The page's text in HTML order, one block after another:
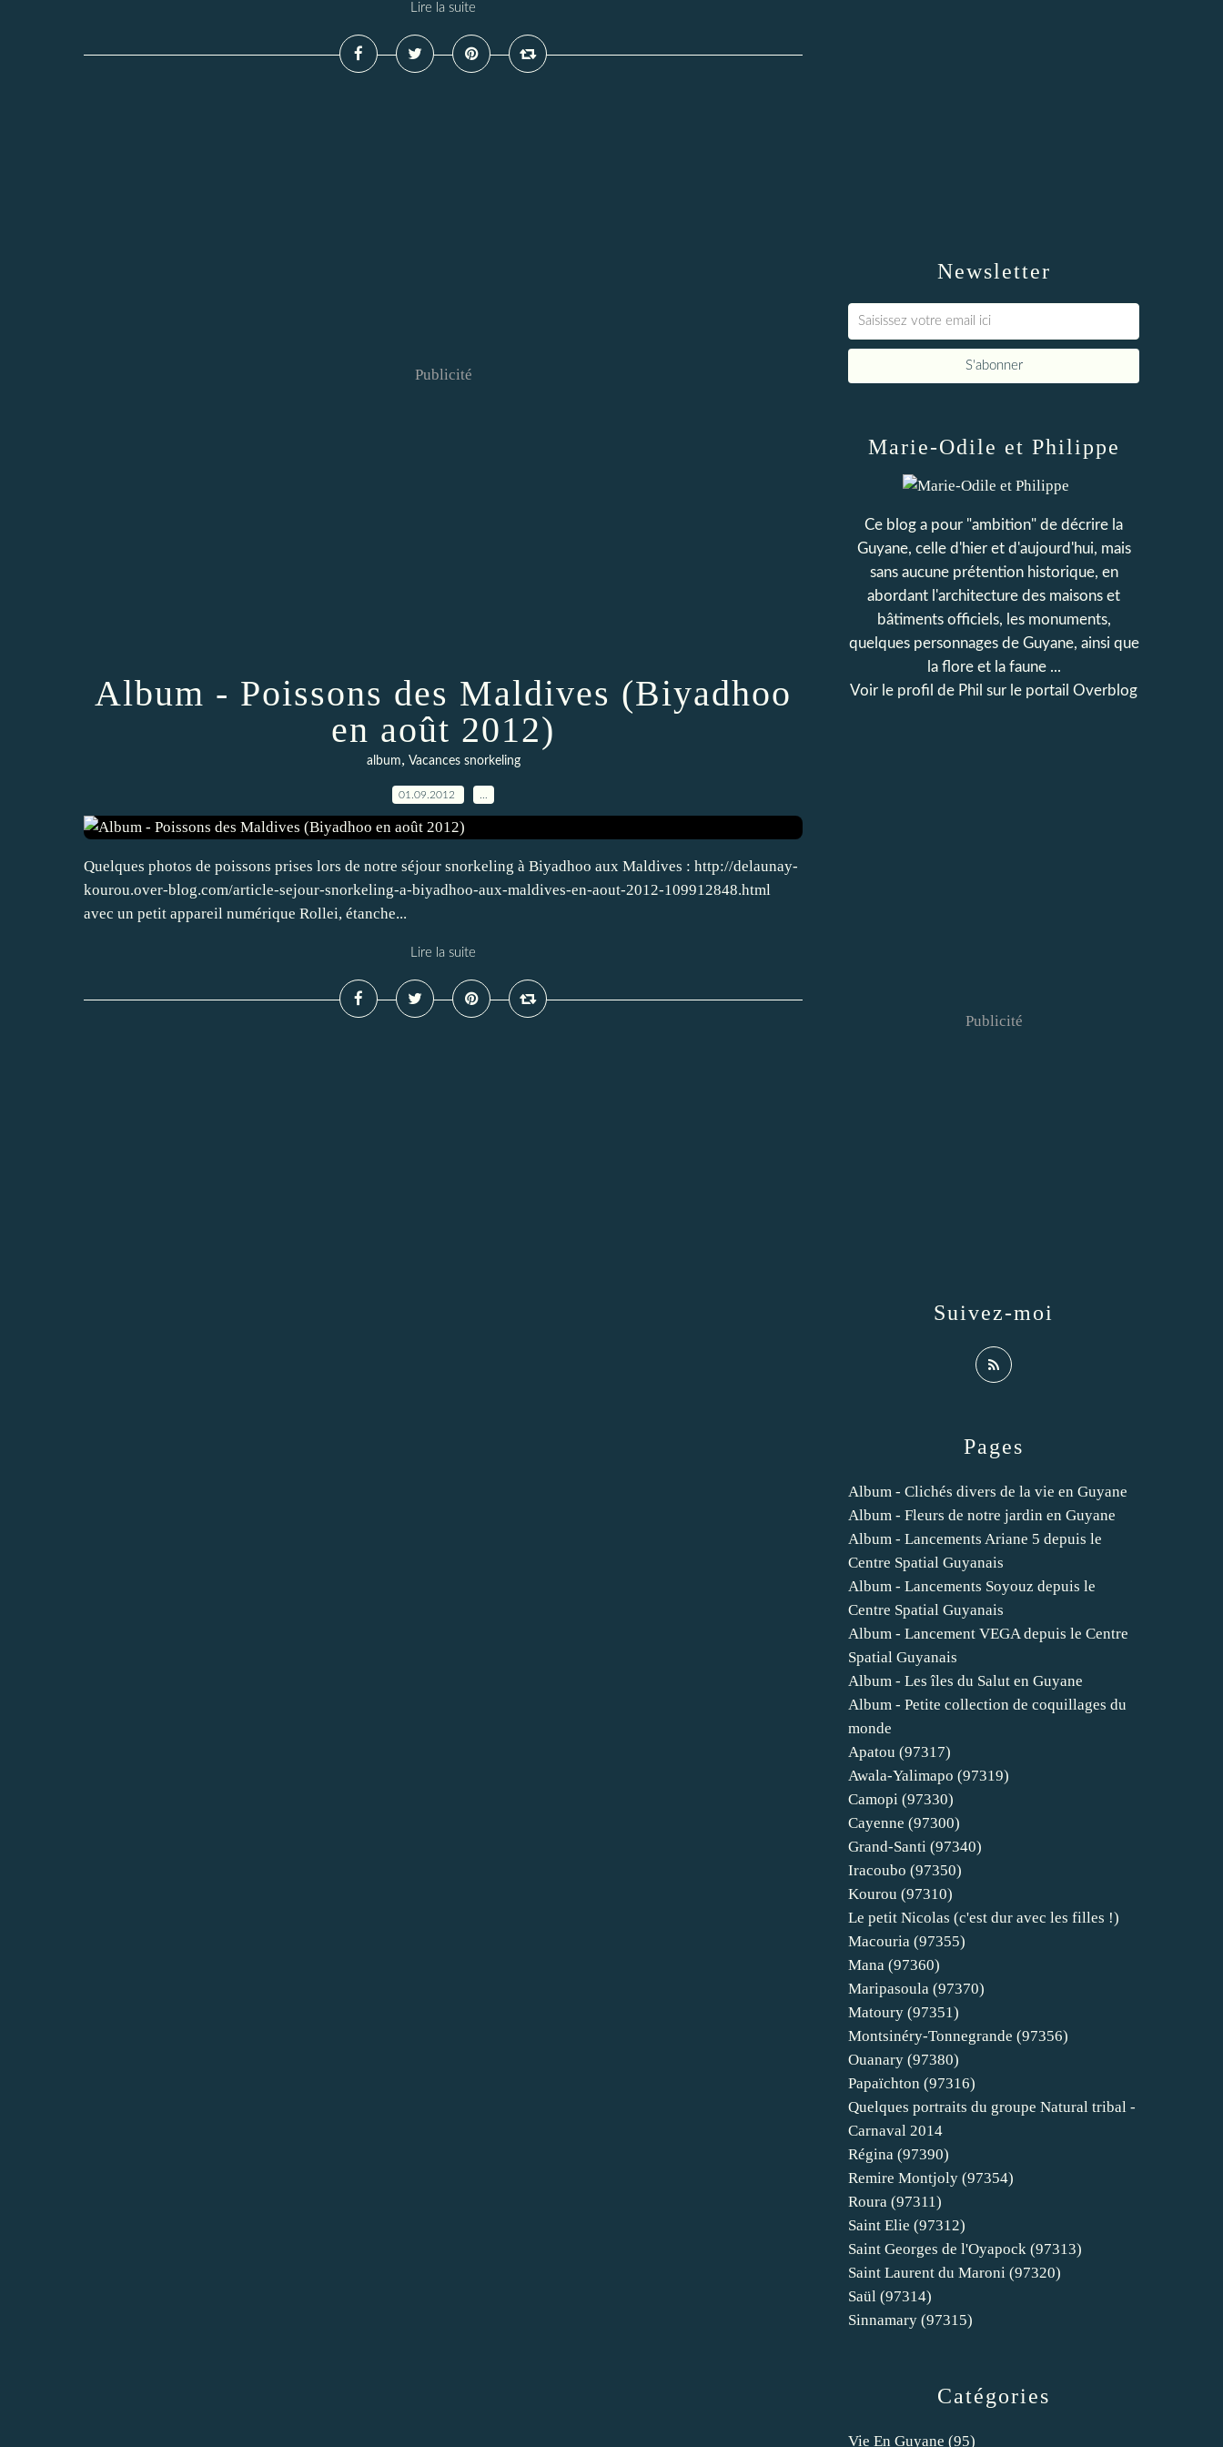
Lire la suite
Publicité
Album - Poissons des Maldives (Biyadhoo
en août 2012)
album, Vacances snorkeling
01.09.2012
Quelques photos de poissons prises lors de notre séjour snorkeling à Biyadhoo aux Maldives : http://delaunay-
kourou.over-blog.com/article-sejour-snorkeling-a-biyadhoo-aux-maldives-en-aout-2012-109912848.html
avec un petit appareil numérique Rollei, étanche...
Lire la suite
Newsletter
Catégories
Vie En Guyane (95)
Pages
Album - Clichés divers de la vie en Guyane
Album - Fleurs de notre jardin en Guyane
Album - Lancements Ariane 5 depuis le
Centre Spatial Guyanais
Album - Lancements Soyouz depuis le
Centre Spatial Guyanais
Album - Lancement VEGA depuis le Centre
Spatial Guyanais
Album - Les îles du Salut en Guyane
Album - Petite collection de coquillages du
monde
Apatou (97317)
Awala-Yalimapo (97319)
Camopi (97330)
Cayenne (97300)
Grand-Santi (97340)
Iracoubo (97350)
Kourou (97310)
Le petit Nicolas (c'est dur avec les filles !)
Macouria (97355)
Mana (97360)
Maripasoula (97370)
Matoury (97351)
Montsinéry-Tonnegrande (97356)
Ouanary (97380)
Papaïchton (97316)
Quelques portraits du groupe Natural tribal -
Carnaval 2014
Régina (97390)
Remire Montjoly (97354)
Roura (97311)
Saint Elie (97312)
Saint Georges de l'Oyapock (97313)
Saint Laurent du Maroni (97320)
Saül (97314)
Sinnamary (97315)
Marie-Odile et Philippe
Ce blog a pour "ambition" de décrire la
Guyane, celle d'hier et d'aujourd'hui, mais
sans aucune prétention historique, en
abordant l'architecture des maisons et
bâtiments officiels, les monuments,
quelques personnages de Guyane, ainsi que
la flore et la faune ...
Voir le profil de Phil sur le portail Overblog
Suivez-moi
Publicité